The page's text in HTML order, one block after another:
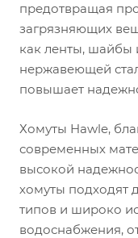
предотвращая
загрязняющих
как ленты, шайбы
нержавеющей
повышает
Хомуты Hawle,
современных
высокой
хомуты подходят
типов и широко
водоснабжения,